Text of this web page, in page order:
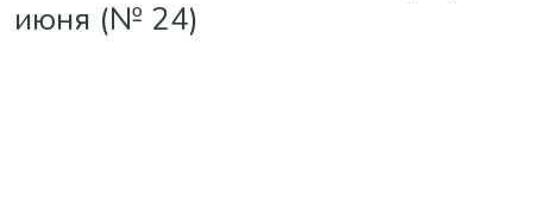
июня (№ 24)